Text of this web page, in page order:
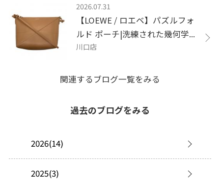
2026.07.31
【LOEWE / ロエベ】パズルフォ
ルド ポーチ|洗練された幾何学...
川口店
関連するブログ一覧をみる
過去のブログをみる
2026(14)
2025(3)